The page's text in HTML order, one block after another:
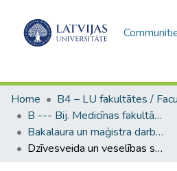
Home
B --- Bij. Medicīnas fakultātes studentu noslēguma darbi / Faculty of Medicine - Graduate works
Bakalaura un maģistra darbi (MF) / Bachelor's and Master's theses
Dzīvesveida un veselības stāvokļa salīdzinājums Latvijas 2. tipa cukura diabēta pacientiem